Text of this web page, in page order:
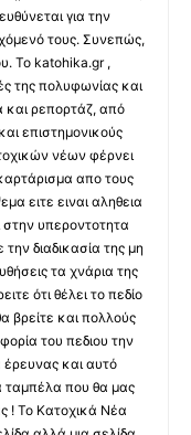
για την
τους. Συνεπώς,
Το katohika.gr ,
της πολυφωνίας και
και ρεπορτάζ, από
επιστημονικούς
νέων φέρνει
απο τους
ειτε ειναι αληθεια
υπεροντοτητα
διαδικασία της μη
τα χνάρια της
ότι θέλει το πεδίο
βρείτε και πολλούς
του πεδιου την
και αυτό
ταμπέλα που θα μας
! Το Κατοχικά Νέα